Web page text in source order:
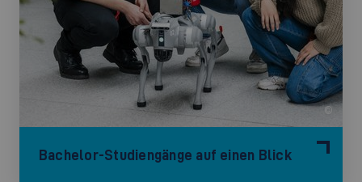
©
Bachelor-Studiengänge auf einen Blick